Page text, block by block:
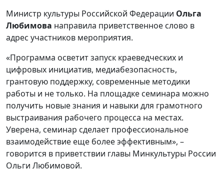
Министр культуры Российской Федерации Ольга
Любимова направила приветственное слово в
адрес участников мероприятия.
«Программа осветит запуск краеведческих и
цифровых инициатив, медиабезопасность,
грантовую поддержку, современные методики
работы и не только. На площадке семинара можно
получить новые знания и навыки для грамотного
выстраивания рабочего процесса на местах.
Уверена, семинар сделает профессиональное
взаимодействие еще более эффективным», –
говорится в приветствии главы Минкультуры России
Ольги Любимовой.